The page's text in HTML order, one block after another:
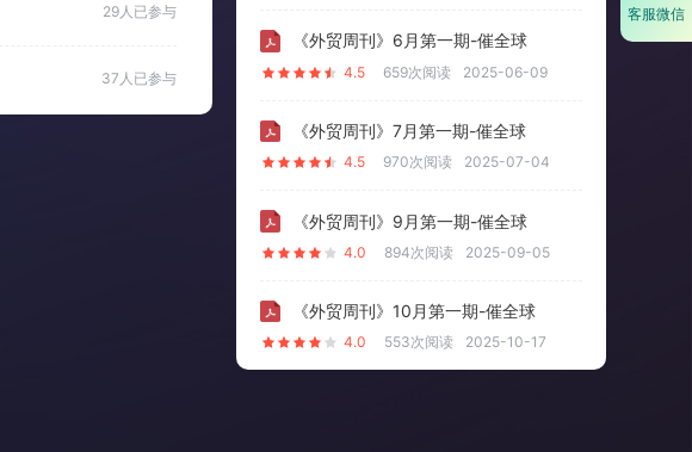
客服微信
29人已参与
37人已参与
《外贸周刊》6月第一期-催全球
4.5 659次阅读 2025-06-09
《外贸周刊》7月第一期-催全球
4.5 970次阅读 2025-07-04
《外贸周刊》9月第一期-催全球
4.0 894次阅读 2025-09-05
《外贸周刊》10月第一期-催全球
4.0 553次阅读 2025-10-17